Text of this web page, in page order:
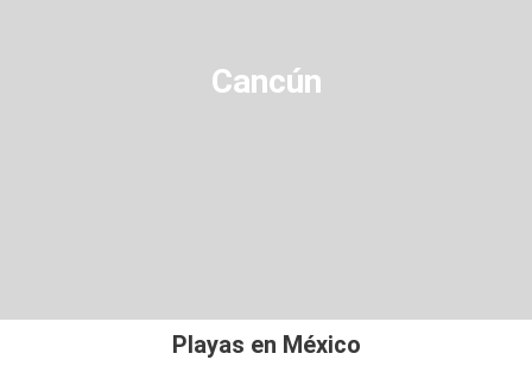
Cancún
Playas en México